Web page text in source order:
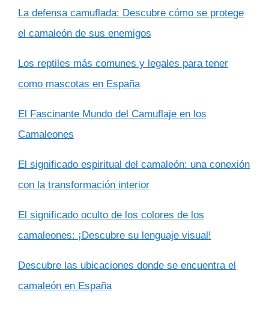
La defensa camuflada: Descubre cómo se protege
el camaleón de sus enemigos
Los reptiles más comunes y legales para tener
como mascotas en España
El Fascinante Mundo del Camuflaje en los
Camaleones
El significado espiritual del camaleón: una conexión
con la transformación interior
El significado oculto de los colores de los
camaleones: ¡Descubre su lenguaje visual!
Descubre las ubicaciones donde se encuentra el
camaleón en España